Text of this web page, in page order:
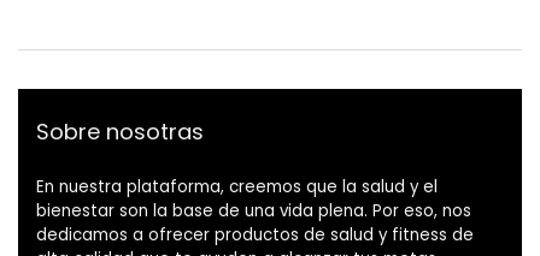
Sobre nosotras
En nuestra plataforma, creemos que la salud y el
bienestar son la base de una vida plena. Por eso, nos
dedicamos a ofrecer productos de salud y fitness de